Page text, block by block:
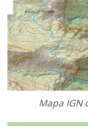
Mapa IGN